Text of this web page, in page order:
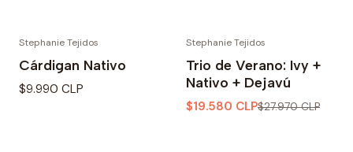
Stephanie Tejidos
Cárdigan Nativo
$9.990 CLP
Stephanie Tejidos
Trio de Verano: Ivy +
Nativo + Dejavú
$19.580 CLP$27.970 CLP